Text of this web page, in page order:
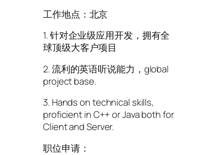
工作地点：北京
1. 针对企业级应用开发，拥有全
球顶级大客户项目
2. 流利的英语听说能力，global
project base.
3. Hands on technical skills,
proficient in C++ or Java both for
Client and Server.
职位申请：